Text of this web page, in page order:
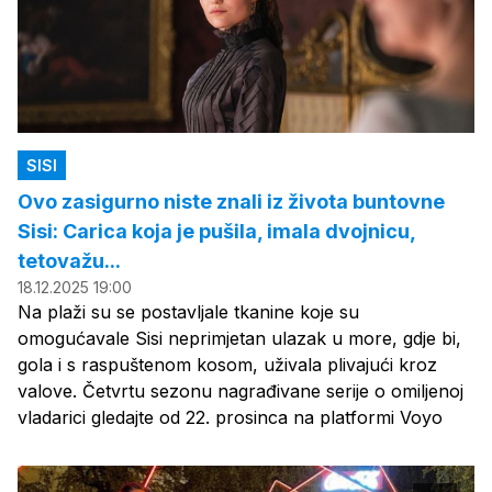
SISI
Ovo zasigurno niste znali iz života buntovne
Sisi: Carica koja je pušila, imala dvojnicu,
tetovažu...
18.12.2025 19:00
Na plaži su se postavljale tkanine koje su
omogućavale Sisi neprimjetan ulazak u more, gdje bi,
gola i s raspuštenom kosom, uživala plivajući kroz
valove. Četvrtu sezonu nagrađivane serije o omiljenoj
vladarici gledajte od 22. prosinca na platformi Voyo